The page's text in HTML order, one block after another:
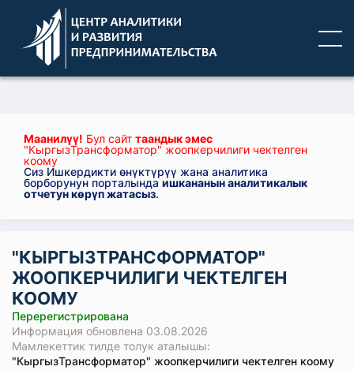
Маанилүү! Бул сайт таандык эмес
"КыргызТрансформатор" жоопкерчилиги чектелген
коому
Сиз Ишкердикти өнүктүрүү жана аналитика
борборунун порталындаишкананын аналитикалык
отчетун көрүп жатасыз.
"КЫРГЫЗТРАНСФОРМАТОР"
ЖООПКЕРЧИЛИГИ ЧЕКТЕЛГЕН
КООМУ
Перерегистрирована
Информация обновлена 03.08.2026
Мамлекеттик тилде толук аталышы:
"КыргызТрансформатор" жоопкерчилиги чектелген коому